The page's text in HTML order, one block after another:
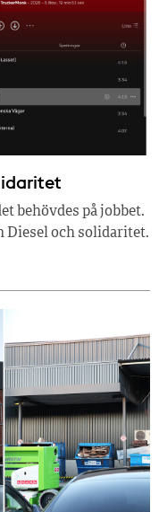
behövdes på jobbet.
Diesel och solidaritet.